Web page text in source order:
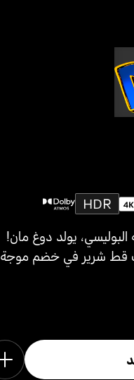
HDR
يولد دوغ مان!
قط شرير في خضم موجة